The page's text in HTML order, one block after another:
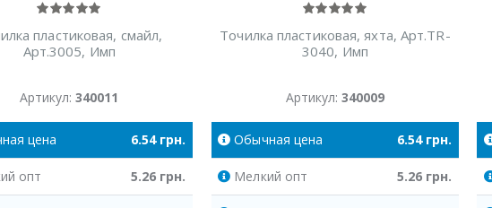
пластиковая, смайл,
Арт.3005, Имп
Артикул:340011
цена 6.54грн.
опт 5.26 грн.
Точилка пластиковая, яхта, Арт.TR-
3040, Имп
Артикул: 340009
Обычная цена 6.54грн.
Мелкий опт 5.26грн.